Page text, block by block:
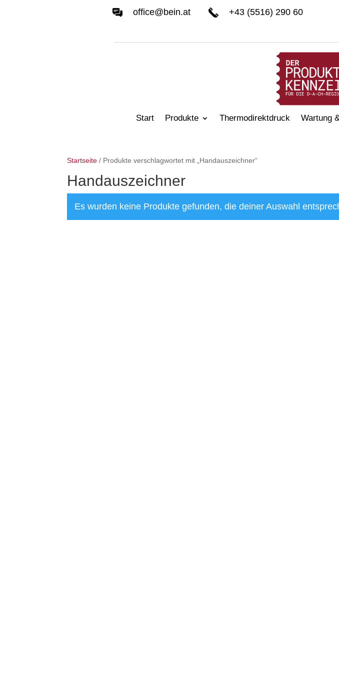
office@bein.at +43 (5516) 290 60
Start Produkte Thermodirektdruck Wartung
Startseite / Produkte verschlagwortet mit „Handauszeichner“
Handauszeichner
Es wurden keine Produkte gefunden, die deiner Auswahl